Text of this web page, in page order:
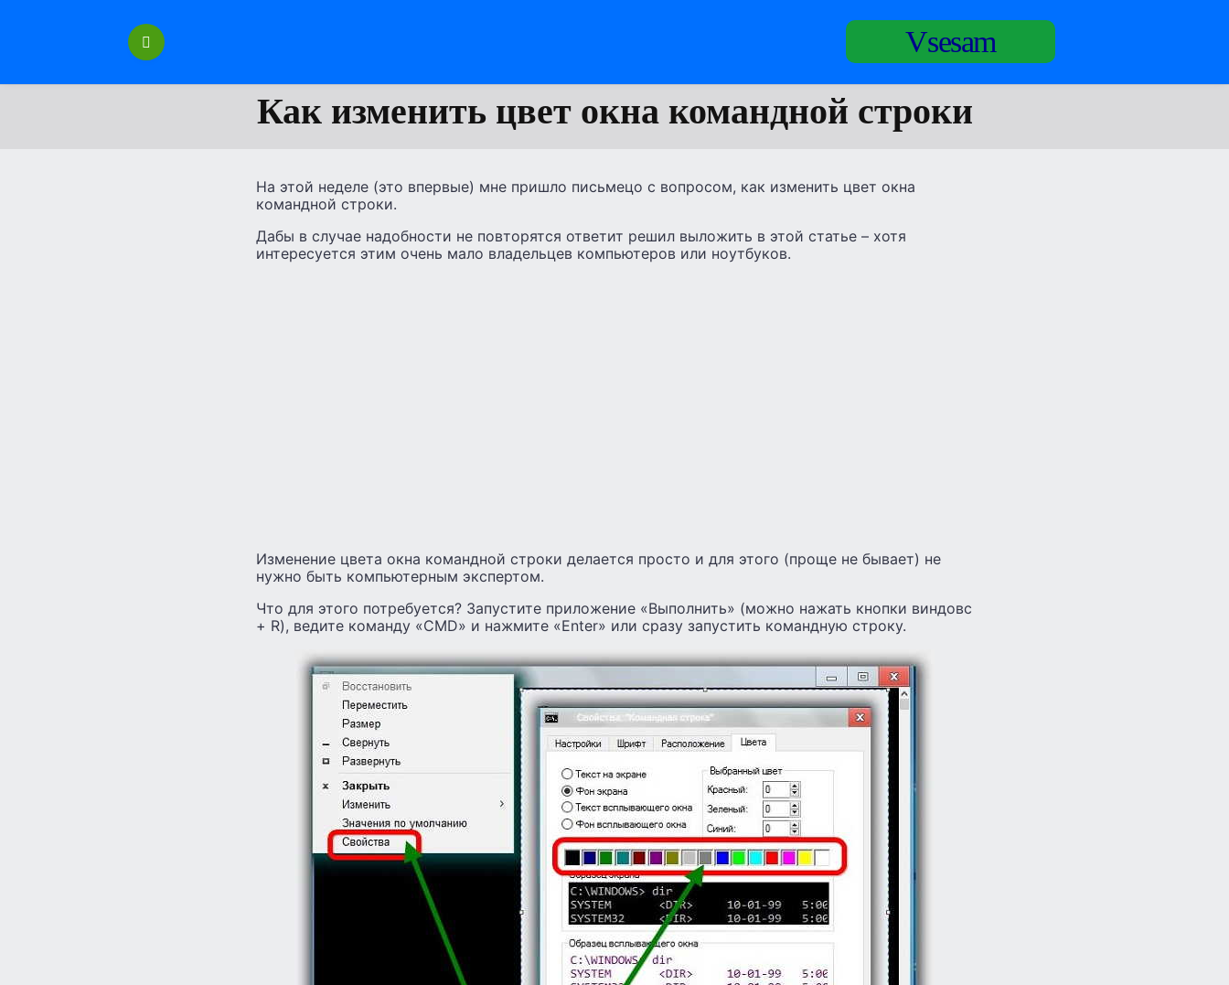
Vsesam
Как изменить цвет окна командной строки
На этой неделе (это впервые) мне пришло письмецо с вопросом, как изменить цвет окна
командной строки.
Дабы в случае надобности не повторятся ответит решил выложить в этой статье – хотя
интересуется этим очень мало владельцев компьютеров или ноутбуков.
Изменение цвета окна командной строки делается просто и для этого (проще не бывает) не
нужно быть компьютерным экспертом.
Что для этого потребуется? Запустите приложение «Выполнить» (можно нажать кнопки виндовс
+ R), ведите команду «CMD» и нажмите «Enter» или сразу запустить командную строку.